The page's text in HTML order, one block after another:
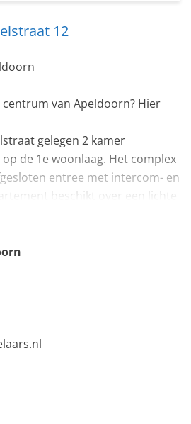
12
van Apeldoorn? Hier
gelegen 2 kamer
de 1e woonlaag. Het complex
entree met intercom- en
beschikt over een lichte
en een berging in de
mogelijk middels een
nabijgelegen parkeergarage.
het ruime balkon. De moderne